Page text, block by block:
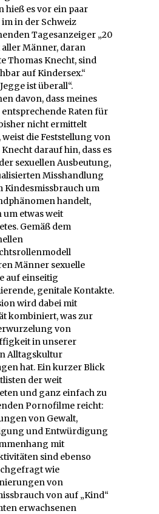
hieß es vor ein paar
im in der Schweiz
Tagesanzeiger „20
Männer, daran
Thomas Knecht, sind
auf Kindersex.“
ist überall“.
davon, dass meines
entsprechende Raten für
nicht ermittelt
die Feststellung von
darauf hin, dass es
sexuellen Ausbeutung,
Misshandlung
Kindesmissbrauch um
handelt,
um etwas weit
Gemäß dem
Männer sexuelle
auf einseitig
genitale Kontakte.
wird dabei mit
kombiniert, was zur
von
in unserer
Alltagskultur
hat. Ein kurzer Blick
der weit
und ganz einfach zu
Pornofilme reicht:
von Gewalt,
und Entwürdigung
mit
sind ebenso
wie
von
von auf „Kind“
erwachsenen